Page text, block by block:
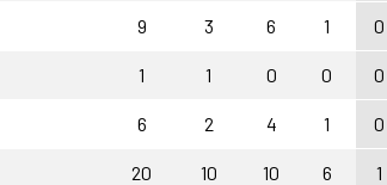
9 3 6 1 0
1 1 0 0 0
6 2 4 1 0
20 10 10 6 1